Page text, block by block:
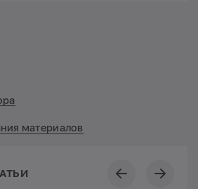
материалов